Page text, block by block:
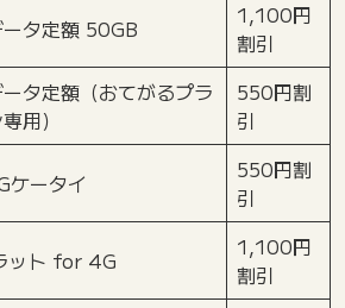
ータ定額 50GB
1,100円
割引
タ定額（おてがるプラ
用）
550円割
引
ケータイ
550円割
引
ット for 4G
1,100円
割引